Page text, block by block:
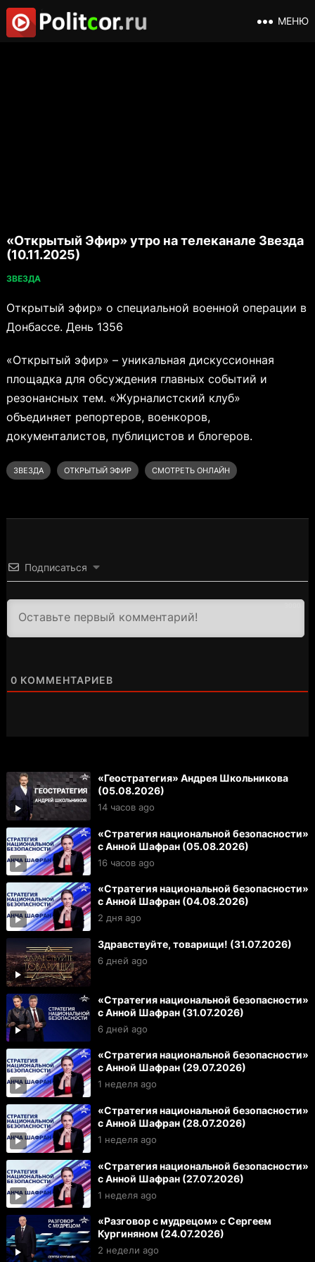
МЕНЮ
«Открытый Эфир» утро на телеканале Звезда
(10.11.2025)
ЗВЕЗДА
Открытый эфир» о специальной военной операции в
Донбассе. День 1356
«Открытый эфир» – уникальная дискуссионная
площадка для обсуждения главных событий и
резонансных тем. «Журналистский клуб»
объединяет репортеров, военкоров,
документалистов, публицистов и блогеров.
ЗВЕЗДА ОТКРЫТЫЙ ЭФИР СМОТРЕТЬ ОНЛАЙН
Подписаться
0 КОММЕНТАРИЕВ
«Геостратегия» Андрея Школьникова
(05.08.2026)
14 часов ago
«Стратегия национальной безопасности»
с Анной Шафран (05.08.2026)
16 часов ago
«Стратегия национальной безопасности»
с Анной Шафран (04.08.2026)
2 дня ago
Здравствуйте, товарищи! (31.07.2026)
6 дней ago
«Стратегия национальной безопасности»
с Анной Шафран (31.07.2026)
6 дней ago
«Стратегия национальной безопасности»
с Анной Шафран (29.07.2026)
1 неделя ago
«Стратегия национальной безопасности»
с Анной Шафран (28.07.2026)
1 неделя ago
«Стратегия национальной безопасности»
с Анной Шафран (27.07.2026)
1 неделя ago
«Разговор с мудрецом» с Сергеем
Кургиняном (24.07.2026)
2 недели ago